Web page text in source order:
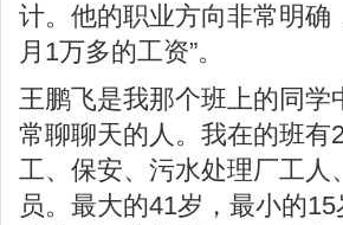
计。他的职业方向非常明确
月1万多的工资”。
王鹏飞是我那个班上的同
常聊聊天的人。我在的班
工、保安、污水处理厂工
员。最大的41岁，最小的